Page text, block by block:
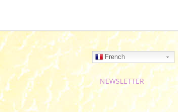
French
NEWSLETTER